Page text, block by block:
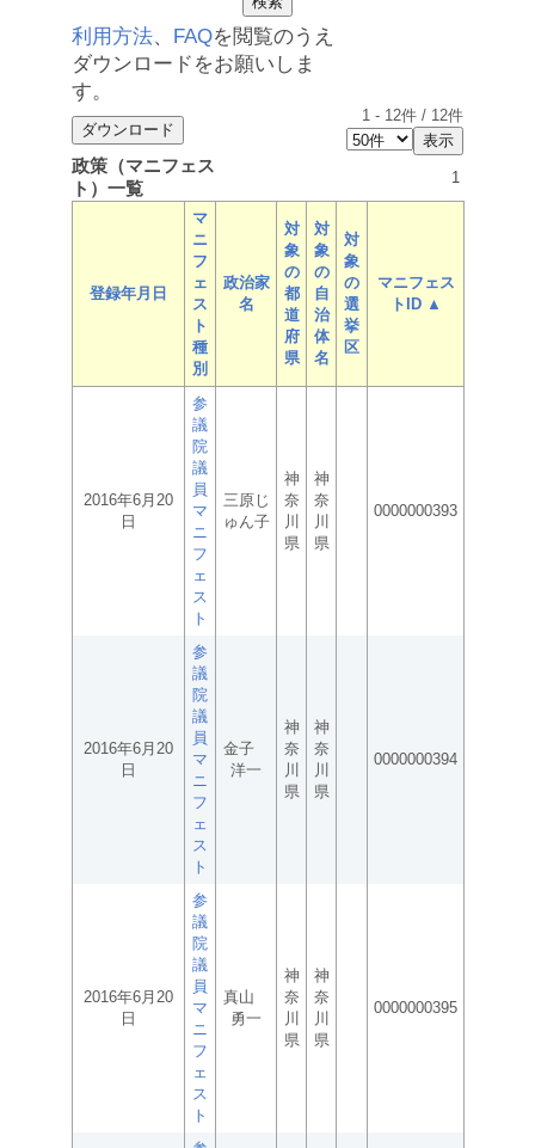
利用方法、 FAQを閲覧のうえ
ダウンロードをお願いしま
す。
1 - 12件 / 12件
政策（マニフェス
ト）一覧
1
登録年月日
マ
ニ
フ
ェ
ス
ト
種
別
政治家
名
対
象
の
都
道
府
県
対
象
の
自
治
体
名
対
象
の
選
挙
区
マニフェス
トID ▲
2016年6月20
日
参
議
院
議
員
マ
ニ
フ
ェ
ス
ト
三原じ
ゅん子
神
奈
川
県
神
奈
川
県
0000000393
2016年6月20
日
参
議
院
議
員
マ
ニ
フ
ェ
ス
ト
金子
洋一
神
奈
川
県
神
奈
川
県
0000000394
2016年6月20
日
参
議
院
議
員
マ
ニ
フ
ェ
ス
ト
真山
勇一
神
奈
川
県
神
奈
川
県
0000000395